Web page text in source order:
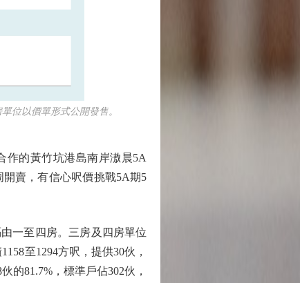
位以價單形式公開發售。
作的黃竹坑港島南岸滶晨5A
賣，有信心呎價挑戰5A期5
一至四房。三房及四房單位
至1294方呎，提供30伙，
的81.7%，標準戶佔302伙，